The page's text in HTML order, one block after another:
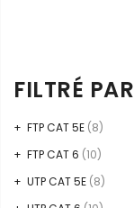
FILTRÉ
FTP CAT 5E (8)
FTP CAT 6 (10)
UTP CAT 5E (8)